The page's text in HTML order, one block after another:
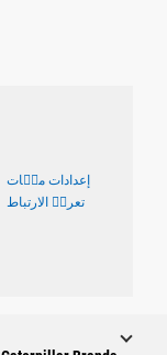
إعدادات ملٝات
تعريٝ الارتباط